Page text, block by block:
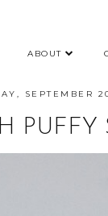
ABOUT
SEPTEMBER
PUFFY